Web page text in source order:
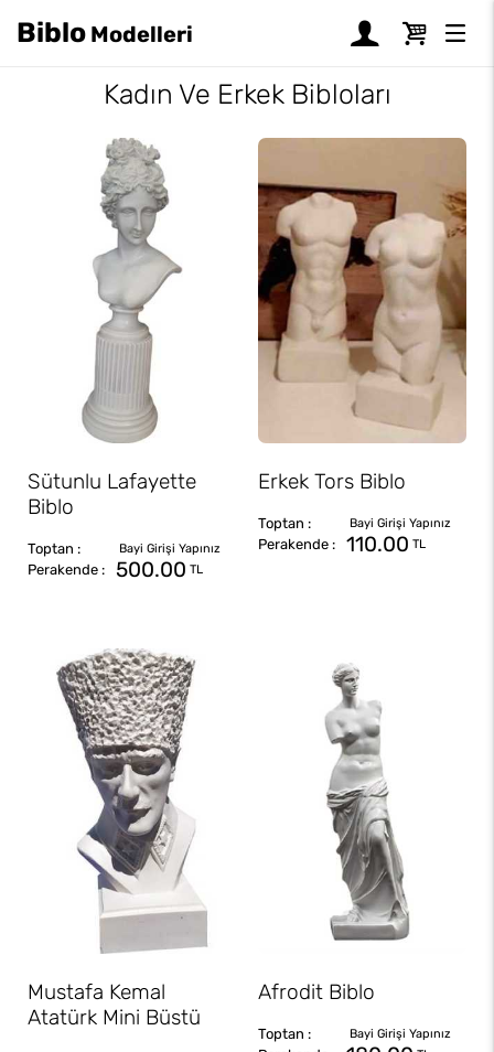
Biblo Modelleri
Kadın Ve Erkek Bibloları
Sütunlu Lafayette
Biblo
500.00 TL
Erkek Tors Biblo
110.00 TL
Mustafa Kemal
Atatürk Mini Büstü
Afrodit Biblo